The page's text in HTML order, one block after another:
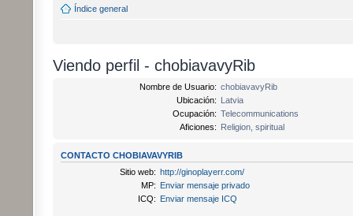
Índice general
Viendo perfil - chobiavavyRib
Nombre de Usuario: chobiavavyRib
Ubicación: Latvia
Ocupación: Telecommunications
Aficiones: Religion, spiritual
CONTACTO CHOBIAVAVYRIB
Sitio web: http://ginoplayerr.com/
MP: Enviar mensaje privado
ICQ: Enviar mensaje ICQ